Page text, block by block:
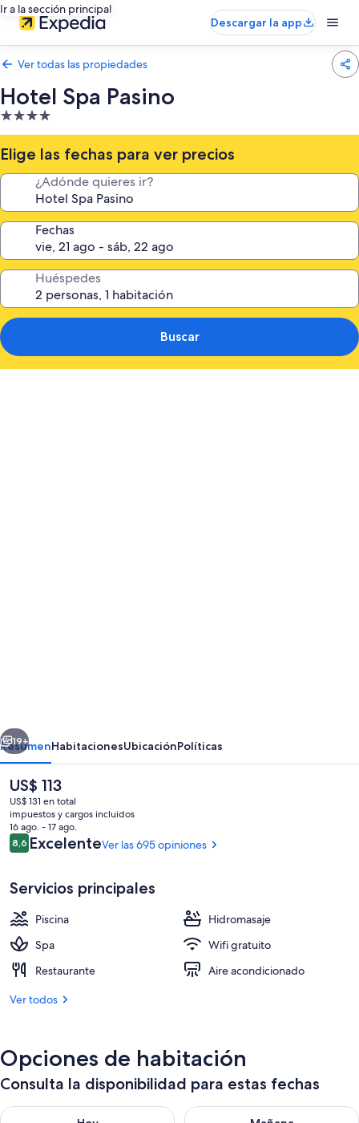
Ir a la sección principal
Descargar la app
Ver todas las propiedades
Hotel Spa Pasino
Propiedad
de
4.0
estrellas
Elige las fechas para ver precios
¿Adónde quieres ir?
Fechas
Huéspedes
Buscar
Una piscina techada, sillones
Siguiente
19+
ResumenHabitacionesUbicaciónPolíticas
El
precio
actual
es
de
US$ 113
US$ 113
US$ 131 en total
impuestos y cargos incluidos
16 ago. - 17 ago.
Opiniones
8,68,6 de 10
ExcelenteVer las 695 opiniones
Servicios principales
Piscina
Hidromasaje
Spa
Wifi gratuito
Restaurante
Aire acondicionado
Ver todos
Opciones de habitación
Consulta la disponibilidad para estas fechas
Consulta la disponibilidad para hoy ago 7 - ago 8
Consulta la disponibilidad